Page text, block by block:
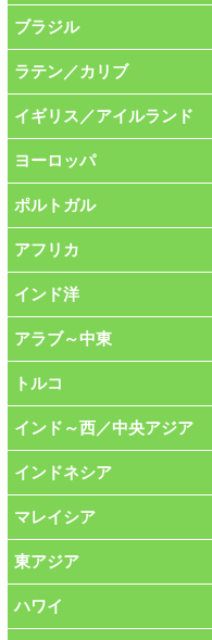
ブラジル
ラテン／カリブ
イギリス／アイルランド
ヨーロッパ
ポルトガル
アフリカ
インド洋
アラブ～中東
トルコ
インド～西／中央アジア
インドネシア
マレイシア
東アジア
ハワイ